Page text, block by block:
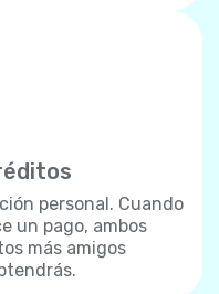
personal. Cuando
un pago, ambos
más amigos